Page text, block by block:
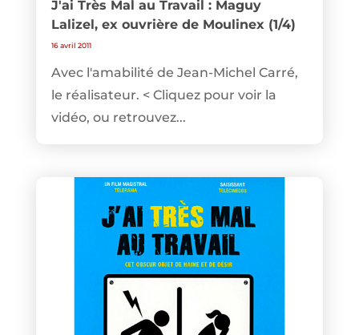
J'ai Très Mal au Travail : Maguy
Lalizel, ex ouvrière de Moulinex (1/4)
16 avril 2011
Avec l'amabilité de Jean-Michel Carré,
le réalisateur. < Cliquez pour voir la
vidéo, ou retrouvez...